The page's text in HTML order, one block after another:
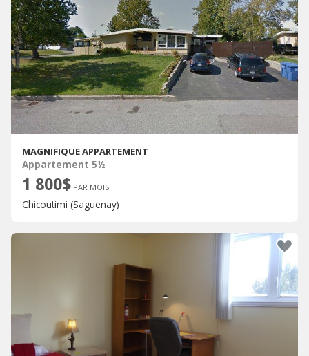
MAGNIFIQUE APPARTEMENT
Appartement 5½
1 800$ PAR MOIS
Chicoutimi (Saguenay)